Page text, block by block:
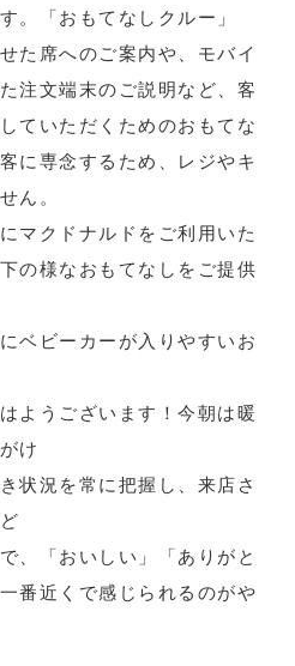
。「おもてなしクルー」
た席へのご案内や、モバイ
注文端末のご説明など、客
ていただくためのおもてな
に専念するため、レジやキ
ん。
マクドナルドをご利用いた
の様なおもてなしをご提供
ベビーカーが入りやすいお
ようございます！今朝は暖
け
状況を常に把握し、来店さ
、「おいしい」「ありがと
番近くで感じられるのがや